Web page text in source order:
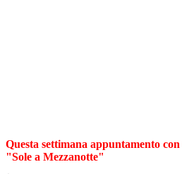
Questa settimana appuntamento
"Sole a Mezzanotte"